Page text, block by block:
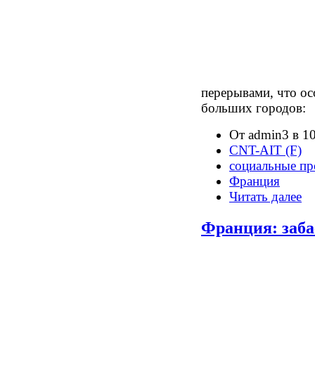
перерывами, что
больших городов:
От admin3 в
CNT-AIT (F)
социальные
Франция
Читать далее
Франция: